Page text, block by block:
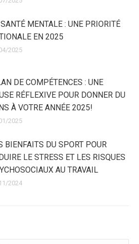
MENTALE : UNE PRIORITÉ
EN 2025
2025
DE COMPÉTENCES : UNE
RÉFLEXIVE POUR DONNER DU
À VOTRE ANNÉE 2025!
2025
BIENFAITS DU SPORT POUR
LE STRESS ET LES RISQUES
AU TRAVAIL
2024